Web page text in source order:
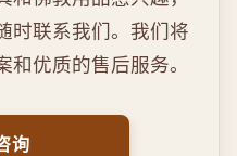
时联系我们。我们将
和优质的售后服务。
询